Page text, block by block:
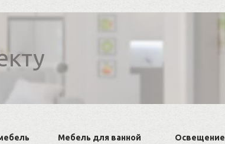
Мебель для ванной Освещение